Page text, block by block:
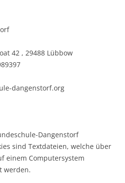
42 , 29488 Lübbow
dangenstorf.org
Dangenstorf
sind Textdateien, welche über
einem Computersystem
werden.